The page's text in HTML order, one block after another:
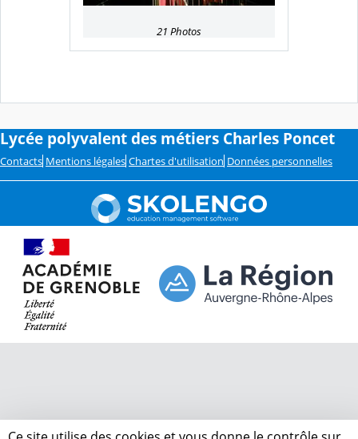
21 Photos
Lycée polyvalent des métiers Charles Poncet
Contacts Mentions légales Chartes d'utilisation Données personnelles